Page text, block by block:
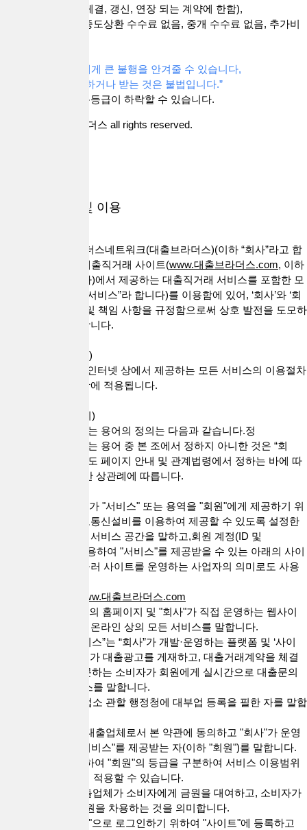
(단, 2021. 7.7부터 체결, 갱신, 연장 되는 계약에 한함),
취급 수수로 없음, 중도상환 수수료 없음, 중개 수수료 없음, 추가비
“과도한 빚은 자신에게 큰 불행을 안겨줄 수 있습니다,
중개수수료를 요구하거나 받는 것은 불법입니다.”
대출 시 귀하의 신용등급이 하락할 수 있습니다.
Copyright 대출브라더스 all rights reserved.
개인정보 수집 및 이용
이 약관은 (주)브라더스네트워크(대출브라더스)(이하 “회사”라고 합
니다)가 운영하는 대출직거래 사이트(www.대출브라더스.com, 이하
“사이트”라고 합니다)에서 제공하는 대출직거래 서비스를 포함한 모
든 웹 서비스(이하 “서비스”라 합니다)를 이용함에 있어, ‘회사’와 ‘회
원’간의 권리, 의무 및 책임 사항을 규정함으로써 상호 발전을 도모하
는 것을 목적으로 합니다.
제 1 조(약관의 적용)
본 약관은 "회사"가 인터넷 상에서 제공하는 모든 서비스의 이용절차
및 기타 필요한 사항에 적용됩니다.
제 2 조 (용어의 정의)
본 약관에서 사용하는 용어의 정의는 다음과 같습니다.정
본 약관에서 사용하는 용어 중 본 조에서 정하지 아니한 것은 “회
사”의 “사이트”의 별도 페이지 안내 및 관계법령에서 정하는 바에 따
르며, 그 외에는 일반 상관례에 따릅니다.
1. "사이트"란 "회사"가 "서비스" 또는 용역을 "회원"에게 제공하기 위
하여 컴퓨터 등 정보통신설비를 이용하여 제공할 수 있도록 설정한
가상의 영업장 또는 서비스 공간을 말하고,회원 계정(ID 및
PASSWORD)을 이용하여 "서비스"를 제공받을 수 있는 아래의 사이
트를 말합니다. 아울러 사이트를 운영하는 사업자의 의미로도 사용
www.대출브라더스.com
2. "서비스"는 "회사"의 홈페이지 및 "회사"가 직접 운영하는 웹사이
트 등에서 제공하는 온라인 상의 모든 서비스를 말합니다.
3. “대출 직거래 서비스”는 “회사”가 개발·운영하는 플랫폼 및 ‘사이
트’를 통해 대출업체가 대출광고를 게재하고, 대출거래계약을 체결
하고자 ‘회사’를 방문하는 소비자가 회원에게 실시간으로 대출문의
를 할 수 있는 서비스를 말합니다.
4. “대출업체”란 영업소 관할 행정청에 대부업 등록을 필한 자를 말합
5. "회원"은 전항의 대출업체로서 본 약관에 동의하고 "회사"가 운영
하는 사이트에서 "서비스"를 제공받는 자(이하 "회원")를 말합니다.
"회사"의 정책에 의하여 "회원"의 등급을 구분하여 서비스 이용범위
나 혜택 등을 다르게 적용할 수 있습니다.
6. “대출거래”란 대출업체가 소비자에게 금원을 대여하고, 소비자가
대출업체로부터 금원을 차용하는 것을 의미합니다.
7. "ID"라 함은 "회원"으로 로그인하기 위하여 "사이트"에 등록하고